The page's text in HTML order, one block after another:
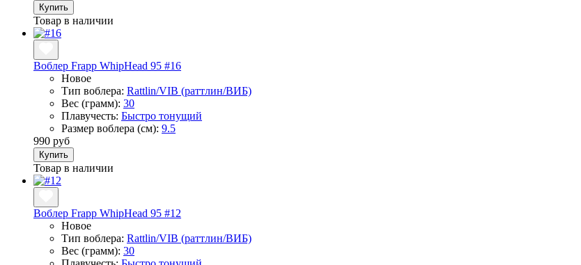
Купить
Товар в наличии
Воблер Frapp WhipHead 95 #16
Новое
Тип воблера: Rattlin/VIB (раттлин/ВИБ)
Вес (грамм): 30
Плавучесть: Быстро тонущий
Размер воблера (см): 9.5
990 руб
Купить
Товар в наличии
Воблер Frapp WhipHead 95 #12
Новое
Тип воблера: Rattlin/VIB (раттлин/ВИБ)
Вес (грамм): 30